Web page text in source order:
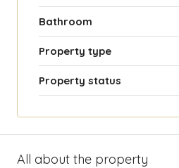
Bathroom
Property type
Property status
All about the property